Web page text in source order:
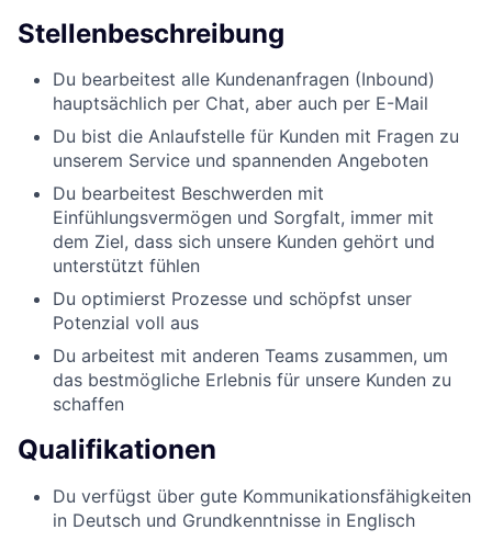
Stellenbeschreibung
Du bearbeitest alle Kundenanfragen (Inbound)
hauptsächlich per Chat, aber auch per E-Mail
Du bist die Anlaufstelle für Kunden mit Fragen zu
unserem Service und spannenden Angeboten
Du bearbeitest Beschwerden mit
Einfühlungsvermögen und Sorgfalt, immer mit
dem Ziel, dass sich unsere Kunden gehört und
unterstützt fühlen
Du optimierst Prozesse und schöpfst unser
Potenzial voll aus
Du arbeitest mit anderen Teams zusammen, um
das bestmögliche Erlebnis für unsere Kunden zu
schaffen
Qualifikationen
Du verfügst über gute Kommunikationsfähigkeiten
in Deutsch und Grundkenntnisse in Englisch